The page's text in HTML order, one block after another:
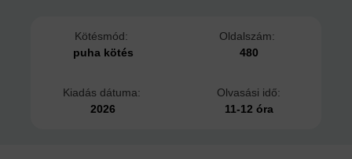
Kötésmód:
puha kötés
Oldalszám:
480
Kiadás dátuma:
2026
Olvasási idő:
11-12 óra